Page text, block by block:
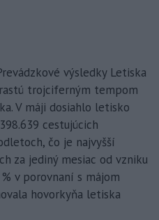
výsledky Letiska
trojciferným tempom
V máji dosiahlo letisko
cestujúcich
čo je najvyšší
za jediný mesiac od vzniku
v porovnaní s májom
hovorkyňa letiska